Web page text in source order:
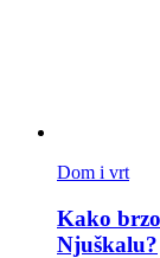
Dom i vrt
Kako
Njuškalu?